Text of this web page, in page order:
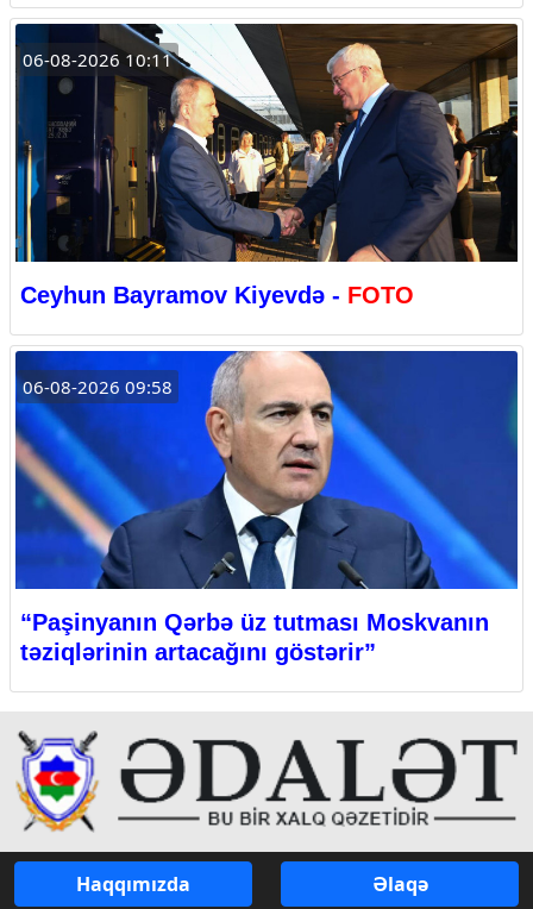
06-08-2026 10:11
Ceyhun Bayramov Kiyevdə - FOTO
06-08-2026 09:58
“Paşinyanın Qərbə üz tutması Moskvanın
təziqlərinin artacağını göstərir”
Haqqımızda Əlaqə